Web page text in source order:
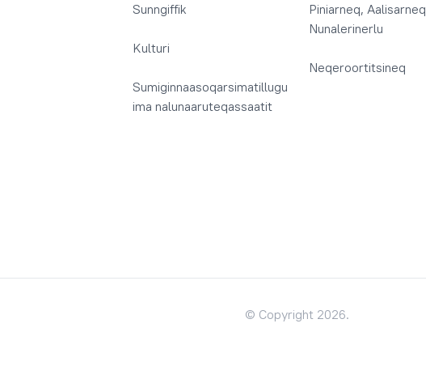
Sunngiffik
Kulturi
Sumiginnaasoqarsimatillugu
ima nalunaaruteqassaatit
Piniarneq, Aalisarneq
Nunalerinerlu
Neqeroortitsineq
© Copyright 2026.